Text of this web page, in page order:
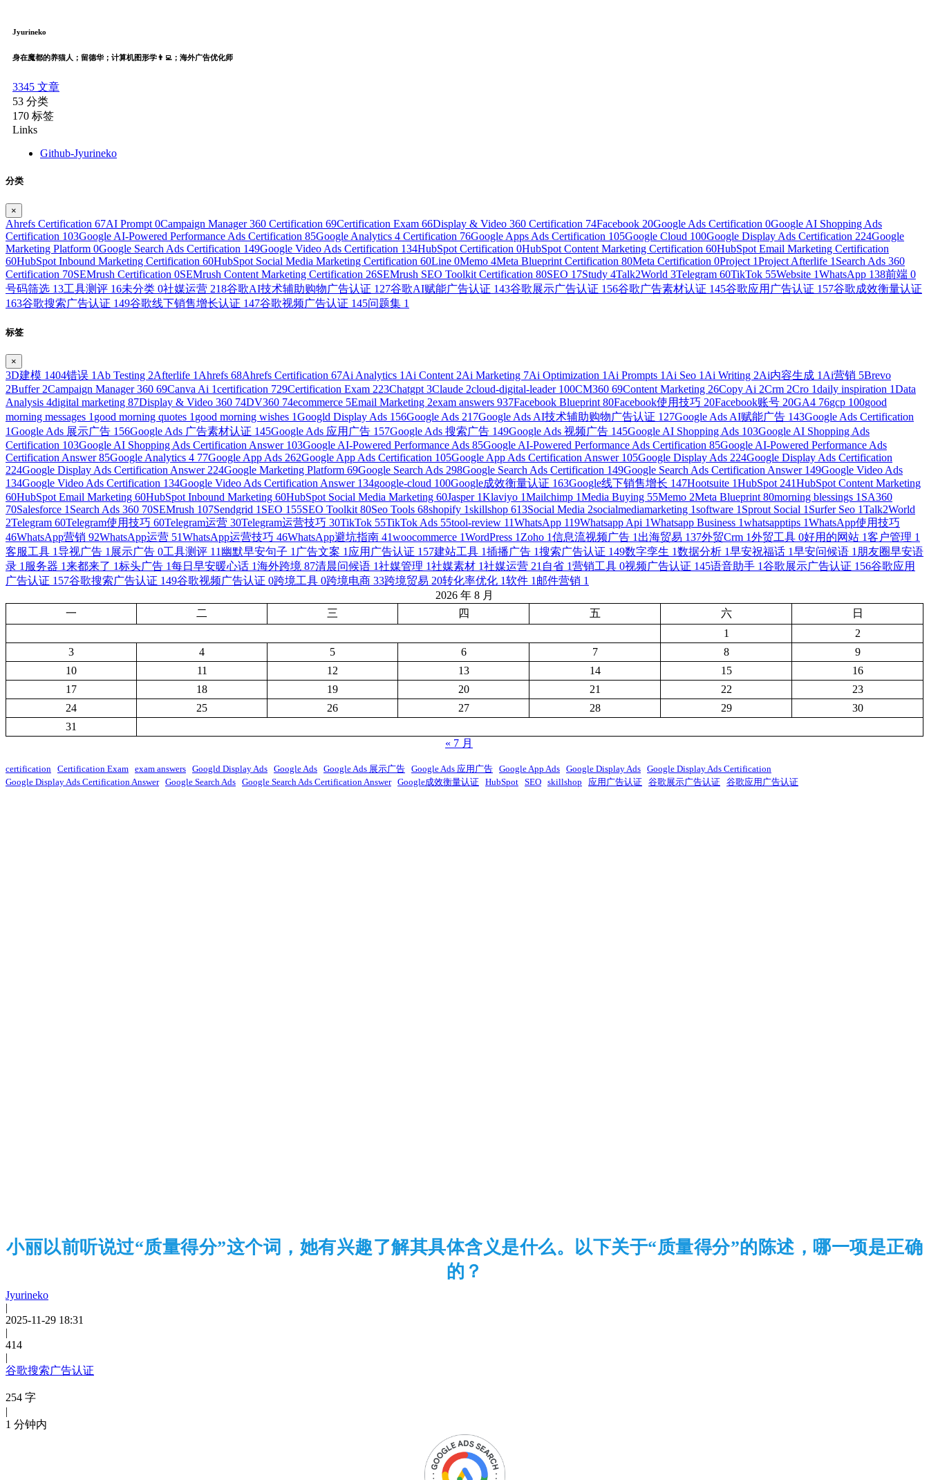
Jyurineko
身在魔都的养猫人；留德华；计算机图形学👨‍💻；海外广告优化师
3345 文章
53 分类
170 标签
Links
Github-Jyurineko
分类
×
Ahrefs Certification 67AI Prompt 0Campaign Manager 360 Certification 69Certification Exam 66Display & Video 360 Certification 74Facebook 20Google Ads Certification 0Google AI Shopping Ads
Certification 103Google AI-Powered Performance Ads Certification 85Google Analytics 4 Certification 76Google Apps Ads Certification 105Google Cloud 100Google Display Ads Certification 224Google
Marketing Platform 0Google Search Ads Certification 149Google Video Ads Certification 134HubSpot Certification 0HubSpot Content Marketing Certification 60HubSpot Email Marketing Certification
60HubSpot Inbound Marketing Certification 60HubSpot Social Media Marketing Certification 60Line 0Memo 4Meta Blueprint Certification 80Meta Certification 0Project 1Project Afterlife 1 Search Ads 360
Certification 70SEMrush Certification 0SEMrush Content Marketing Certification 26SEMrush SEO Toolkit Certification 80SEO 17Study 4Talk2World 3Telegram 60TikTok 55Website 1WhatsApp 138前端 0
号码筛选 13工具测评 16未分类 0社媒运营 218谷歌AI技术辅助购物广告认证 127谷歌AI赋能广告认证 143谷歌展示广告认证 156谷歌广告素材认证 145谷歌应用广告认证 157谷歌成效衡量认证
163谷歌搜索广告认证 149谷歌线下销售增长认证 147谷歌视频广告认证 145问题集 1
标签
×
3D建模 1404错误 1 Ab Testing 2Afterlife 1 Ahrefs 68Ahrefs Certification 67Ai Analytics 1 Ai Content 2Ai Marketing 7Ai Optimization 1 Ai Prompts 1 Ai Seo 1 Ai Writing 2Ai内容生成 1 Ai营销 5Brevo
2Buffer 2Campaign Manager 360 69Canva Ai 1certification 729Certification Exam 223Chatgpt 3Claude 2cloud-digital-leader 100CM360 69Content Marketing 26Copy Ai 2Crm 2Cro 1daily inspiration 1Data
Analysis 4digital marketing 87Display & Video 360 74DV360 74ecommerce 5Email Marketing 2exam answers 937Facebook Blueprint 80Facebook使用技巧 20Facebook账号 20GA4 76gcp 100good
morning messages 1 good morning quotes 1 good morning wishes 1Googld Display Ads 156Google Ads 217Google Ads AI技术辅助购物广告认证 127Google Ads AI赋能广告 143Google Ads Certification
1Google Ads 展示广告 156Google Ads 广告素材认证 145Google Ads 应用广告 157Google Ads 搜索广告 149Google Ads 视频广告 145Google AI Shopping Ads 103Google AI Shopping Ads
Certification 103Google AI Shopping Ads Certification Answer 103Google AI-Powered Performance Ads 85Google AI-Powered Performance Ads Certification 85Google AI-Powered Performance Ads
Certification Answer85Google Analytics 4 77Google App Ads 262Google App Ads Certification 105Google App Ads Certification Answer 105Google Display Ads 224Google Display Ads Certification
224Google Display Ads Certification Answer 224Google Marketing Platform 69Google Search Ads 298Google Search Ads Certification 149Google Search Ads Certification Answer 149Google Video Ads
134Google Video Ads Certification 134Google Video Ads Certification Answer 134google-cloud 100Google成效衡量认证 163Google线下销售增长 147Hootsuite 1HubSpot 241HubSpot Content Marketing
60HubSpot Email Marketing 60HubSpot Inbound Marketing 60HubSpot Social Media Marketing 60Jasper 1Klaviyo 1Mailchimp 1Media Buying 55Memo 2Meta Blueprint 80morning blessings 1 SA360
70Salesforce 1 Search Ads 360 70SEMrush 107Sendgrid 1 SEO 155SEO Toolkit 80Seo Tools 68shopify 1skillshop 613Social Media 2socialmediamarketing 1software 1 Sprout Social 1 Surfer Seo 1Talk2World
2Telegram 60Telegram使用技巧 60Telegram运营 30Telegram运营技巧 30TikTok 55TikTok Ads 55tool-review 11WhatsApp 119Whatsapp Api 1Whatsapp Business 1whatsapptips 1WhatsApp使用技巧
46WhatsApp营销 92WhatsApp运营 51WhatsApp运营技巧 46WhatsApp避坑指南 41woocommerce 1WordPress 1 Zoho 1信息流视频广告 1 出海贸易 137外贸Crm 1外贸工具 0好用的网站 1客户管理 1
客服工具 1导视广告 1 展示广告 0工具测评 11 幽默早安句子 1 广告文案 1 应用广告认证 157建站工具 1插播广告 1搜索广告认证 149数字孪生 1数据分析 1早安祝福话 1早安问候语 1 朋友圈早安语
录 1 服务器 1来都来了 1标头广告 1每日早安暖心话 1海外跨境 87清晨问候语 1社媒管理 1社媒素材 1社媒运营 21 自省 1营销工具 0视频广告认证 145语音助手 1谷歌展示广告认证 156谷歌应用
广告认证 157谷歌搜索广告认证 149谷歌视频广告认证 0跨境工具 0跨境电商 33跨境贸易 20转化率优化 1软件 1 邮件营销 1
2026 年 8 月
一
二 三 四 五 六
日
1
2
3
4 5 6 7 8
9
10
11 12 13 14 15
16
17
18 19 20 21 22
23
24
25 26 27 28 29
30
31
« 7 月
certification Certification Exam exam answers Googld Display Ads Google Ads Google Ads 展示广告 Google Ads 应用广告 Google App Ads Google Display Ads Google Display Ads Certification
Google Display Ads Certification Answer Google Search Ads Google Search Ads Certification Answer Google成效衡量认证 HubSpot SEO skillshop 应用广告认证 谷歌展示广告认证 谷歌应用广告认证
小丽以前听说过“质量得分”这个词，她有兴趣了解其具体含义是什么。以下关于“质量得分”的陈述，哪一项是正确
的？
Jyurineko
|
2025-11-29 18:31
|
414
|
谷歌搜索广告认证
254 字
|
1 分钟内